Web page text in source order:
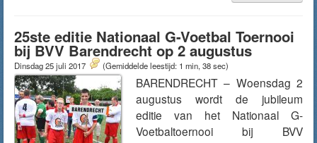
25ste editie Nationaal G-Voetbal Toernooi
bij BVV Barendrecht op 2 augustus
Dinsdag 25 juli 2017 (Gemiddelde leestijd: 1 min, 38 sec)
BARENDRECHT – Woensdag 2
augustus wordt de jubileum
editie van het Nationaal G-
Voetbaltoernooi bij BVV